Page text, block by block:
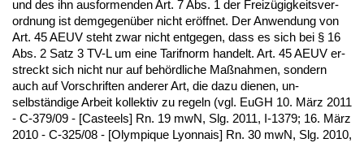
und des ihn aus­for­men­den Art. 7 Abs. 1 der Freizügig­keits­ver­
ord­nung ist dem­ge­genüber nicht eröff­net. Der An­wen­dung von
Art. 45 AEUV steht zwar nicht ent­ge­gen, dass es sich bei § 16
Abs. 2 Satz 3 TV-L um ei­ne Ta­rif­norm han­delt. Art. 45 AEUV er­
streckt sich nicht nur auf behörd­li­che Maßnah­men, son­dern
auch auf Vor­schrif­ten an­de­rer Art, die da­zu die­nen, un­
selbständi­ge Ar­beit kol­lek­tiv zu re­geln (vgl. EuGH 10. März 2011
- C-379/09 - [Cas­teels] Rn. 19 mwN, Slg. 2011, I-1379; 16. März
2010 - C-325/08 - [Olym­pi­que Ly­on­nais] Rn. 30 mwN, Slg. 2010,